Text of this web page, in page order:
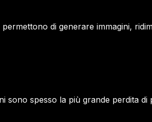
di generare immagini,
spesso la più grande perdita